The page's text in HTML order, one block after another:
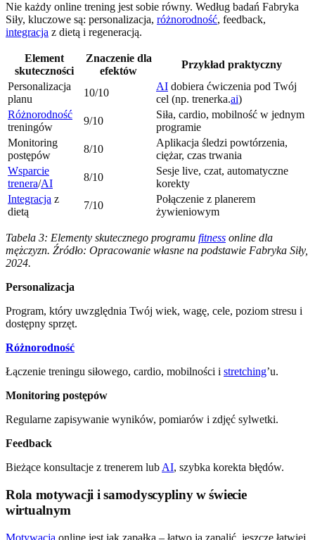
Nie każdy online trening jest sobie równy. Według badań Fabryka
Siły, kluczowe są: personalizacja, różnorodność, feedback,
integracja z dietą i regeneracją.
Element
skuteczności
Znaczenie dla
efektów
Przykład praktyczny
Personalizacja
planu
10/10
AI dobiera ćwiczenia pod Twój
cel (np. trenerka.ai)
Różnorodność
treningów
9/10
Siła, cardio, mobilność w jednym
programie
Monitoring
postępów
8/10
Aplikacja śledzi powtórzenia,
ciężar, czas trwania
Wsparcie
trenera/AI
8/10
Sesje live, czat, automatyczne
korekty
Integracja z
dietą
7/10
Połączenie z planerem
żywieniowym
Tabela 3: Elementy skutecznego programu fitness online dla
mężczyzn. Źródło: Opracowanie własne na podstawie Fabryka Siły,
2024.
Personalizacja
Program, który uwzględnia Twój wiek, wagę, cele, poziom stresu i
dostępny sprzęt.
Różnorodność
Łączenie treningu siłowego, cardio, mobilności i stretching’u.
Monitoring postępów
Regularne zapisywanie wyników, pomiarów i zdjęć sylwetki.
Feedback
Bieżące konsultacje z trenerem lub AI, szybka korekta błędów.
Rola motywacji i samodyscypliny w świecie
wirtualnym
Motywacja online jest jak zapałka – łatwo ją zapalić, jeszcze łatwiej